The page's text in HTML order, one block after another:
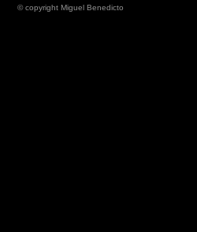
© copyright Miguel Benedicto